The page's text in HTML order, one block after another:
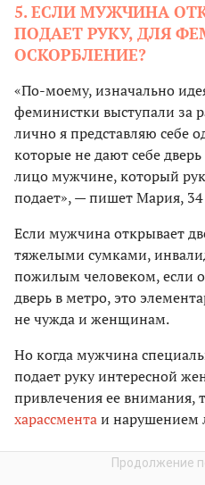
5. ЕСЛИ МУЖЧИНА
ПОДАЕТ РУКУ, ДЛЯ
ОСКОРБЛЕНИЕ?
«По-моему, изначально
феминистки выступали за
лично я представляю себе
которые не дают себе
лицо мужчине, который
подает», — пишет Мария, 34
Если мужчина открывает
тяжелыми сумками,
пожилым человеком, если
дверь в метро, это
не чужда и женщинам.
Но когда мужчина
подает руку интересной
привлечения ее внимания,
харассментаи нарушением